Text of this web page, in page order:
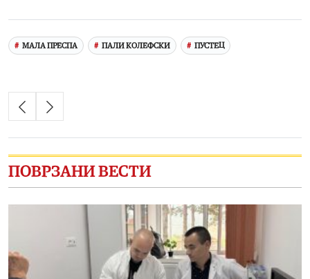
МАЛА ПРЕСПА ПАЛИ КОЛЕФСКИ ПУСТЕЦ
ПОВРЗАНИ ВЕСТИ